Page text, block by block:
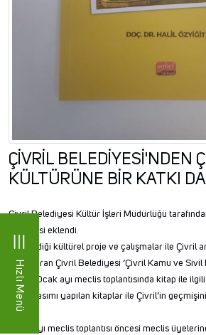
Hızlı Menü
ÇİVRİL BELEDİYESİ'NDEN
KÜLTÜRÜNE BİR KATKI
Çivril Belediyesi Kültür İşleri Müdürlüğü
bir yenisi eklendi.
Geliştirdiği kültürel proje ve çalışmalar ile Çivril
kazandıran Çivril Belediyesi ‘Çivril Kamu ve Sivil
tanıttı. Ocak ayı meclis toplantısında kitap ile
Vural basımı yapılan kitaplar ile Çivril’in
dedi.
Ocak ayı meclis toplantısı öncesi meclis